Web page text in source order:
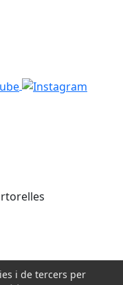
i de tercers per